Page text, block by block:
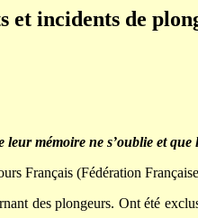
et incidents de
mémoire ne s’oublie et
Français (Fédération
des plongeurs. Ont été